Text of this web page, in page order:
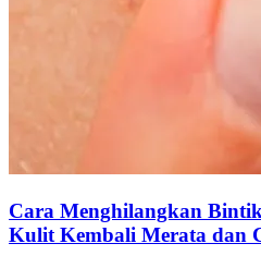
Cara Menghilangkan
Kulit Kembali Merata dan